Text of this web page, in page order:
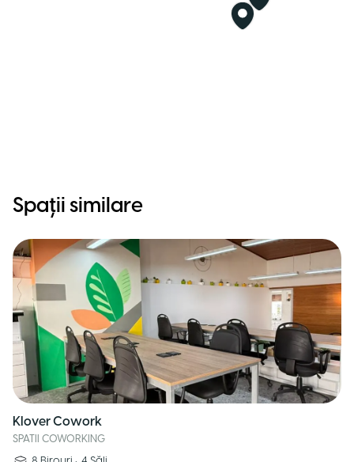
Spații similare
Klover Cowork
SPATII COWORKING